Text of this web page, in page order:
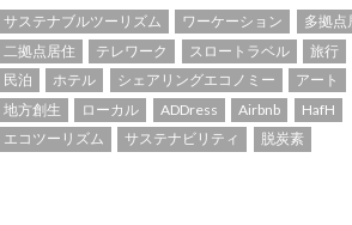
サステナブルツーリズム ワーケーション
多拠点
二拠点居住
テレワーク スロートラベル 旅行
民泊
ホテル シェアリングエコノミー
アート
地方創生
ローカル ADDress Airbnb
HafH
エコツーリズム
サステナビリティ 脱炭素